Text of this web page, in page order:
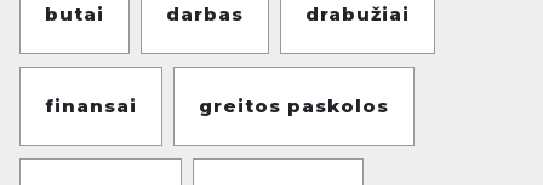
butai darbas drabužiai
finansai greitos paskolos